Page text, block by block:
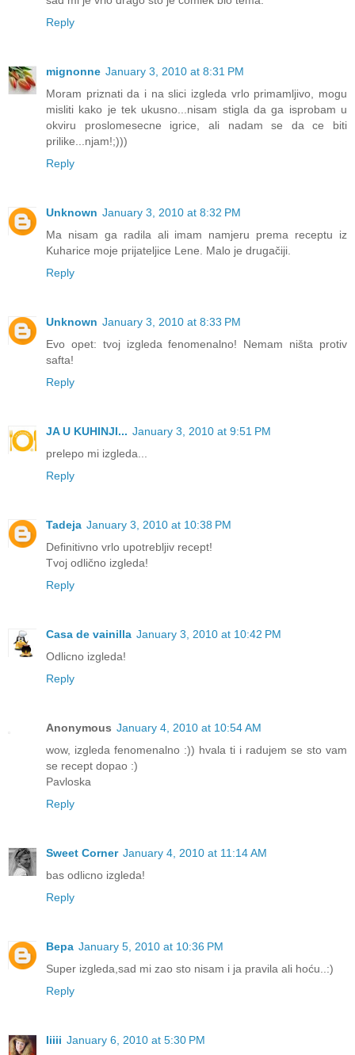
Reply
mignonne January 3, 2010 at 8:31 PM
Moram priznati da i na slici izgleda vrlo primamljivo, mogu
misliti kako je tek ukusno...nisam stigla da ga isprobam u
okviru proslomesecne igrice, ali nadam se da ce biti
prilike...njam!;)))
Reply
Unknown January 3, 2010 at 8:32 PM
Ma nisam ga radila ali imam namjeru prema receptu iz
Kuharice moje prijateljice Lene. Malo je drugačiji.
Reply
Unknown January 3, 2010 at 8:33 PM
Evo opet: tvoj izgleda fenomenalno! Nemam ništa protiv
safta!
Reply
JA U KUHINJI... January 3, 2010 at 9:51 PM
prelepo mi izgleda...
Reply
Tadeja January 3, 2010 at 10:38 PM
Definitivno vrlo upotrebljiv recept!
Tvoj odlično izgleda!
Reply
Casa de vainilla January 3, 2010 at 10:42 PM
Odlicno izgleda!
Reply
Anonymous January 4, 2010 at 10:54 AM
wow, izgleda fenomenalno :)) hvala ti i radujem se sto vam
se recept dopao :)
Pavloska
Reply
Sweet Corner January 4, 2010 at 11:14 AM
bas odlicno izgleda!
Reply
Вера January 5, 2010 at 10:36 PM
Super izgleda,sad mi zao sto nisam i ja pravila ali hoću..:)
Reply
Iiiii January 6, 2010 at 5:30 PM